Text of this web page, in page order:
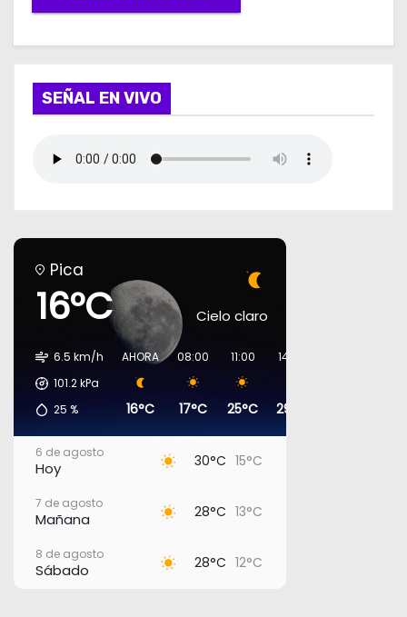
SEÑAL EN VIVO
Pica
16°C Cielo claro
6.5 km/h
101.2kPa
25 %
AHORA
16°C
08:00
17°C
11:00
25°C
14:00
29°C
6 de agosto
Hoy 30°C 15°C
7 de agosto
Mañana 28°C 13°C
8 de agosto
Sábado 28°C 12°C